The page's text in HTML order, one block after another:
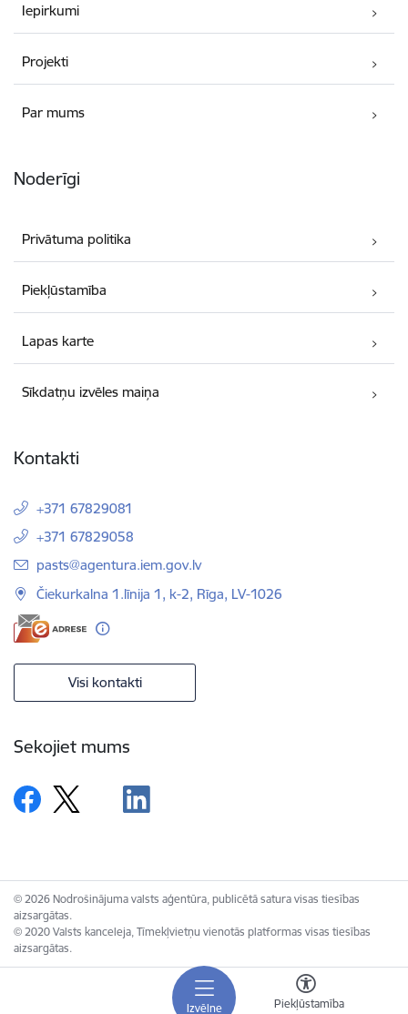
Izvēlne Piekļūstamība
Iepirkumi
Projekti
Par mums
Noderīgi
Privātuma politika
Piekļūstamība
Lapas karte
Sīkdatņu izvēles maiņa
Kontakti
+371 67829081
+371 67829058
E-pasts:
pasts@agentura.iem.gov.lv
Čiekurkalna 1.līnija 1, k-2, Rīga, LV-1026
Visi kontakti
Sekojiet mums
© 2026 Nodrošinājuma valsts aģentūra, publicētā satura visas tiesības
aizsargātas.
© 2020 Valsts kanceleja, Tīmekļvietņu vienotās platformas visas tiesības
aizsargātas.